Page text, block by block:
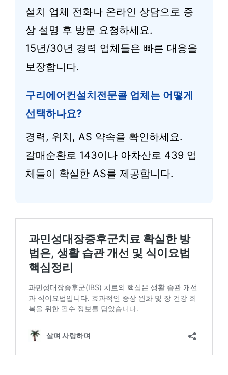
설치 업체 전화나 온라인 상담으로 증
상 설명 후 방문 요청하세요.
15년/30년 경력 업체들은 빠른 대응을
보장합니다.
구리에어컨설치전문콜 업체는 어떻게
선택하나요?
경력, 위치, AS 약속을 확인하세요.
갈매순환로 143이나 아차산로 439 업
체들이 확실한 AS를 제공합니다.